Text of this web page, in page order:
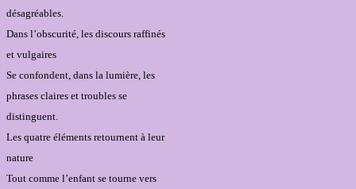
désagréables.
Dans l’obscurité, les discours raffinés
et vulgaires
Se confondent, dans la lumière, les
phrases claires et troubles se
distinguent.
Les quatre éléments retournent à leur
nature
Tout comme l’enfant se tourne vers